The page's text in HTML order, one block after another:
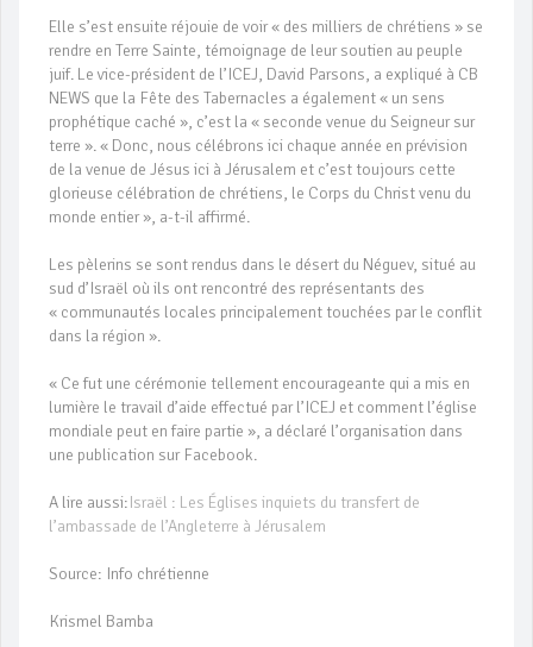
Elle s’est ensuite réjouie de voir « des milliers de chrétiens » se
rendre en Terre Sainte, témoignage de leur soutien au peuple
juif. Le vice-président de l’ICEJ, David Parsons, a expliqué à CB
NEWS que la Fête des Tabernacles a également « un sens
prophétique caché », c’est la « seconde venue du Seigneur sur
terre ». « Donc, nous célébrons ici chaque année en prévision
de la venue de Jésus ici à Jérusalem et c’est toujours cette
glorieuse célébration de chrétiens, le Corps du Christ venu du
monde entier », a-t-il affirmé.
Les pèlerins se sont rendus dans le désert du Néguev, situé au
sud d’Israël où ils ont rencontré des représentants des
« communautés locales principalement touchées par le conflit
dans la région ».
« Ce fut une cérémonie tellement encourageante qui a mis en
lumière le travail d’aide effectué par l’ICEJ et comment l’église
mondiale peut en faire partie », a déclaré l’organisation dans
une publication sur Facebook.
A lire aussi:Israël : Les Églises inquiets du transfert de
l’ambassade de l’Angleterre à Jérusalem
Source: Info chrétienne
Krismel Bamba